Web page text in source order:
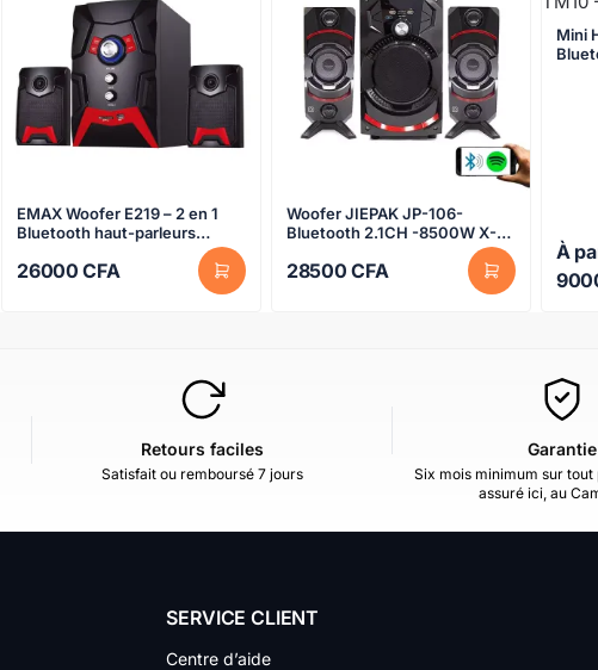
EMAX Woofer E219 – 2 en 1
Bluetooth haut-parleurs
26000CFA
Woofer JIEPAK JP-106-
Bluetooth 2.1CH -8500W X-
bass haut-parleurs multimédia
28500CFA
Mini
Bluetooth –
À
Retours faciles
Satisfait ou remboursé 7 jours
Garantie
Six mois minimum sur tout
assuré ici, au
SERVICE CLIENT
Centre d’aide